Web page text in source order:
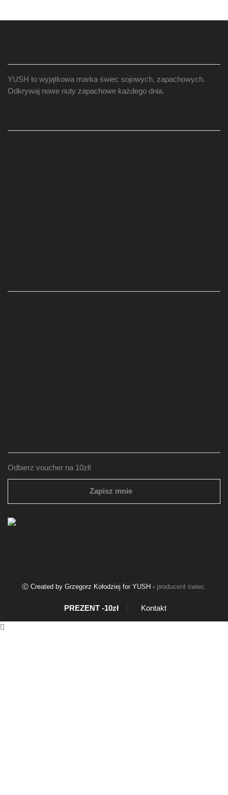
YUSH to wyjątkowa marka świec sojowych, zapachowych.
Odkrywaj nowe nuty zapachowe każdego dnia.
Odbierz voucher na 10zł!
Zapisz mnie
Ⓒ Created by Grzegorz Kołodziej for YUSH - producent świec
PREZENT -10zł Kontakt